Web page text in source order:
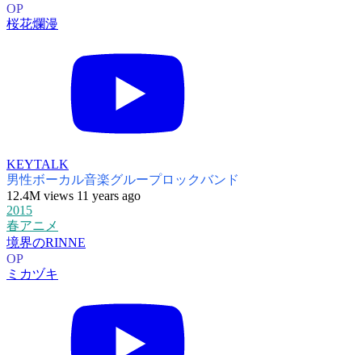
OP
桜花爛漫
KEYTALK
男性ボーカル音楽グループロックバンド
12.4M views 11 years ago
2015
春アニメ
境界のRINNE
OP
ミカヅキ